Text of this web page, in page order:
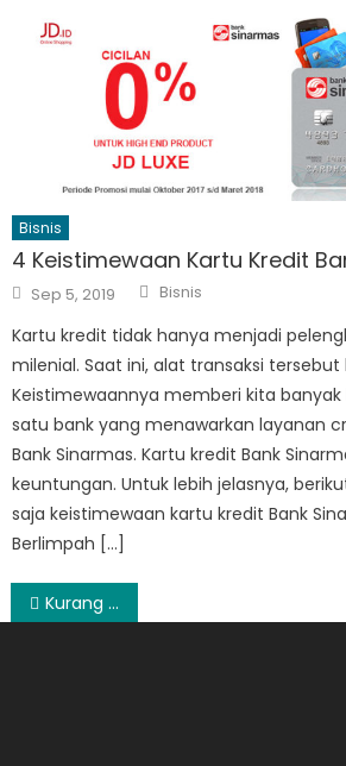
Bisnis
4 Keistimewaan Kartu Kredit
Posted
on
Sep 5, 2019 Author
Bisnis
Kartu kredit tidak hanya menjadi
milenial. Saat ini, alat transaksi
Keistimewaannya memberi kita banyak
satu bank yang menawarkan layanan
Bank Sinarmas. Kartu kredit Bank
keuntungan. Untuk lebih jelasnya,
saja keistimewaan kartu kredit Bank
Berlimpah […]
Post
Kurang Menjaga Kebersihan, Inilah Faktor Lain yang Menyebabkan Mata Bintitan